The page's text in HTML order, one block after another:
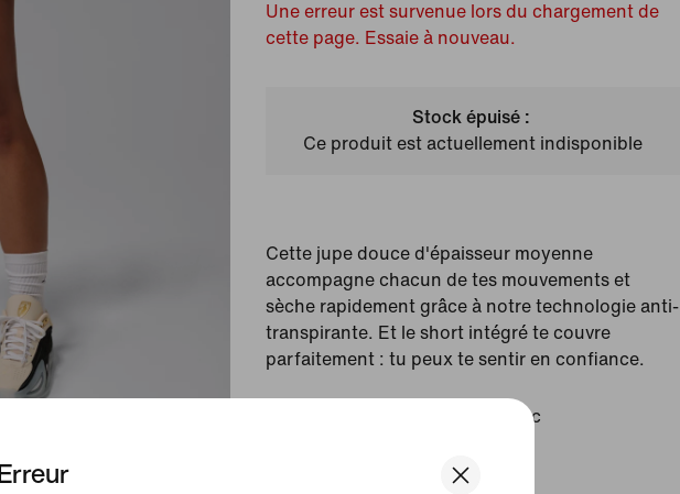
Une erreur est survenue lors du chargement de
cette page. Essaie à nouveau.
Stock épuisé :
Ce produit est actuellement indisponible
Cette jupe douce d'épaisseur moyenne
accompagne chacun de tes mouvements et
sèche rapidement grâce à notre technologie anti-
transpirante. Et le short intégré te couvre
parfaitement : tu peux te sentir en confiance.
Noir/Blanc